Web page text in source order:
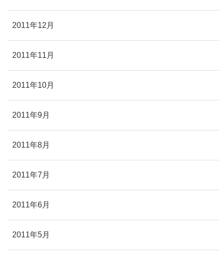
2011年12月
2011年11月
2011年10月
2011年9月
2011年8月
2011年7月
2011年6月
2011年5月